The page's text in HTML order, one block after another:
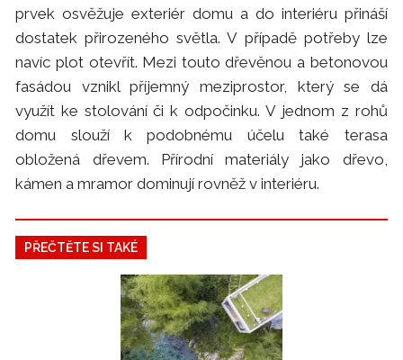
prvek osvěžuje exteriér domu a do interiéru přináší
dostatek přirozeného světla. V případě potřeby lze
navíc plot otevřít. Mezi touto dřevěnou a betonovou
fasádou vznikl příjemný meziprostor, který se dá
využít ke stolování či k odpočinku. V jednom z rohů
domu slouží k podobnému účelu také terasa
obložená dřevem. Přírodní materiály jako dřevo,
kámen a mramor dominují rovněž v interiéru.
PŘEČTĚTE SI TAKÉ